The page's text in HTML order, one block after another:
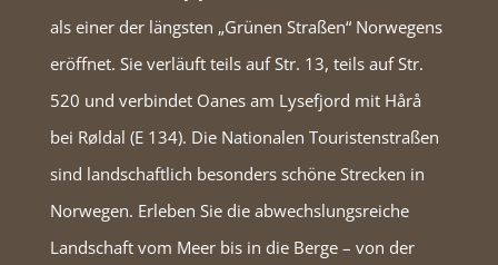
als einer der längsten „Grünen Straßen“ Norwegens
eröffnet. Sie verläuft teils auf Str. 13, teils auf Str.
520 und verbindet Oanes am Lysefjord mit Hårå
bei Røldal (E 134). Die Nationalen Touristenstraßen
sind landschaftlich besonders schöne Strecken in
Norwegen. Erleben Sie die abwechslungsreiche
Landschaft vom Meer bis in die Berge – von der